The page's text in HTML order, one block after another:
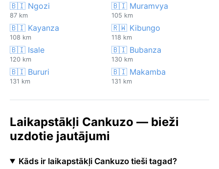
🇧🇮 Ngozi
87 km
🇧🇮 Muramvya
105 km
🇧🇮 Kayanza
108 km
🇷🇼 Kibungo
118 km
🇧🇮 Isale
120 km
🇧🇮 Bubanza
130 km
🇧🇮 Bururi
131 km
🇧🇮 Makamba
131 km
Laikapstākļi Cankuzo — bieži
uzdotie jautājumi
Kāds ir laikapstākļi Cankuzo tieši tagad?